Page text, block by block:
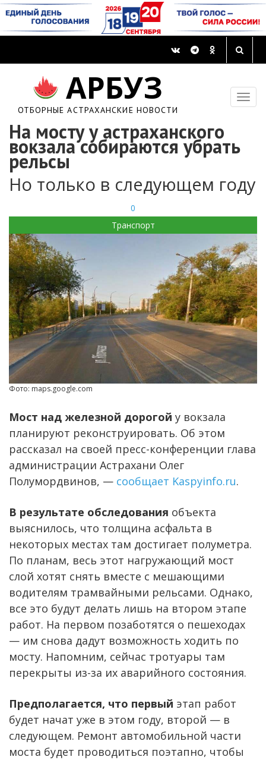
АРБУЗ
ОТБОРНЫЕ АСТРАХАНСКИЕ НОВОСТИ
На мосту у астраханского
вокзала собираются убрать
рельсы
Но только в следующем году
0
Транспорт
Фото: maps.google.com
Мост над железной дорогой у вокзала
планируют реконструировать. Об этом
рассказал на своей пресс-конференции глава
администрации Астрахани Олег
Полумордвинов, — сообщает Kaspyinfo.ru.
В результате обследования объекта
выяснилось, что толщина асфальта в
некоторых местах там достигает полуметра.
По планам, весь этот нагружающий мост
слой хотят снять вместе с мешающими
водителям трамвайными рельсами. Однако,
все это будут делать лишь на втором этапе
работ. На первом позаботятся о пешеходах
— им снова дадут возможность ходить по
мосту. Напомним, сейчас тротуары там
перекрыты из-за их аварийного состояния.
Предполагается, что первый этап работ
будет начат уже в этом году, второй — в
следующем. Ремонт автомобильной части
моста будет проводиться поэтапно, чтобы